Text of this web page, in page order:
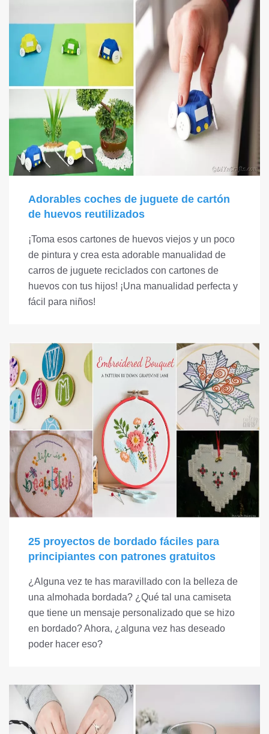
Adorables coches de juguete de cartón
de huevos reutilizados
¡Toma esos cartones de huevos viejos y un poco
de pintura y crea esta adorable manualidad de
carros de juguete reciclados con cartones de
huevos con tus hijos! ¡Una manualidad perfecta y
fácil para niños!
25 proyectos de bordado fáciles para
principiantes con patrones gratuitos
¿Alguna vez te has maravillado con la belleza de
una almohada bordada? ¿Qué tal una camiseta
que tiene un mensaje personalizado que se hizo
en bordado? Ahora, ¿alguna vez has deseado
poder hacer eso?